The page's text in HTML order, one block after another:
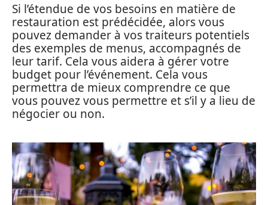
Si l’étendue de vos besoins en matière de
restauration est prédécidée, alors vous
pouvez demander à vos traiteurs potentiels
des exemples de menus, accompagnés de
leur tarif. Cela vous aidera à gérer votre
budget pour l’événement. Cela vous
permettra de mieux comprendre ce que
vous pouvez vous permettre et s’il y a lieu de
négocier ou non.